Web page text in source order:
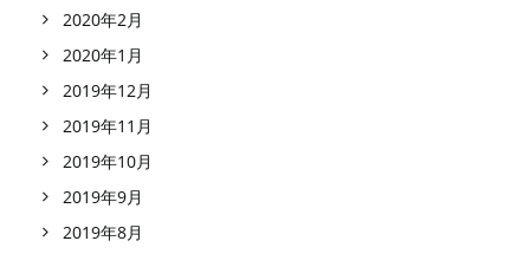
2020年2月
2020年1月
2019年12月
2019年11月
2019年10月
2019年9月
2019年8月